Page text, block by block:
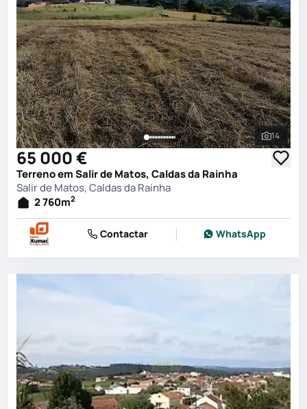
Ver
14
65 000 €
Terreno em Salir de Matos, Caldas da Rainha
Salir de Matos, Caldas da Rainha
2 760m2
Contactar WhatsApp